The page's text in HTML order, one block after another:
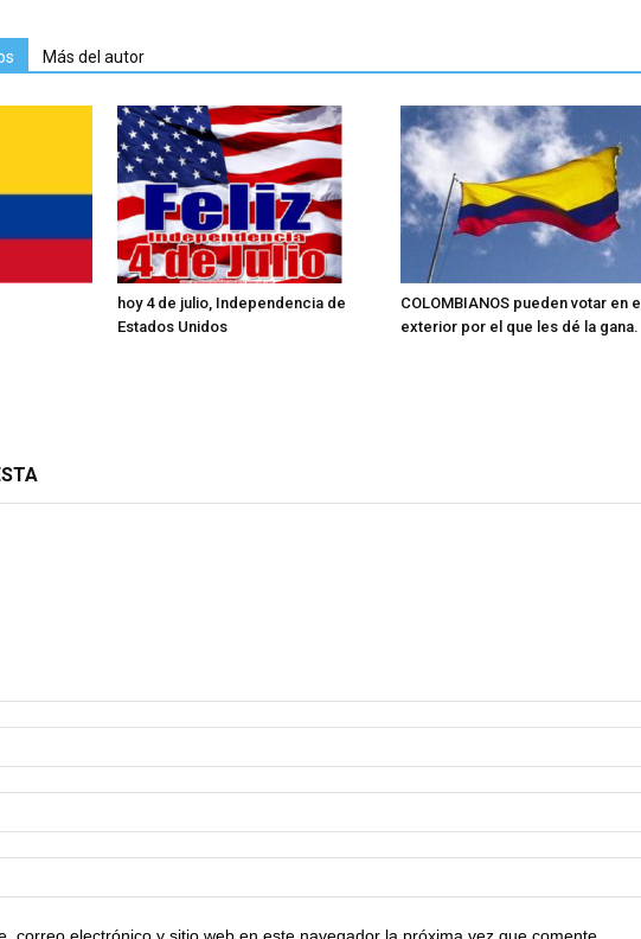
Más del autor
hoy 4 de julio, Independencia de
Estados Unidos
COLOMBIANOS pueden votar en el
exterior por el que les dé la gana.
correo electrónico y sitio web en este navegador la próxima vez que comente.